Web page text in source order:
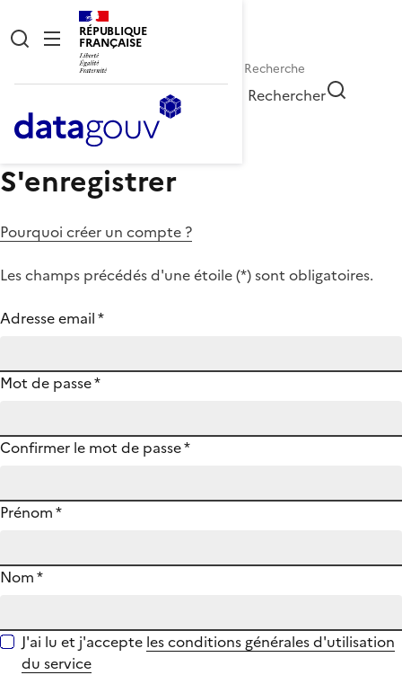
RÉPUBLIQUE
FRANÇAISE
Rechercher
S'enregistrer
Pourquoi créer un compte ?
Les champs précédés d'une étoile (*) sont obligatoires.
Adresse email*
Mot de passe*
Confirmer le mot de passe*
Prénom*
Nom*
J'ai lu et j'accepte les conditions générales d'utilisation
du service